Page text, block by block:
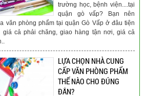
trường học, bệnh viện....tại
quận gò vấp? Bạn nên
văn phòng phẩm tại quận Gò Vấp ở đâu tiện
giá cả phải chăng, giao hàng tận nơi, giá cả
LỰA CHỌN NHÀ CUNG
CẤP VĂN PHÒNG PHẨM
THẾ NÀO CHO ĐÚNG
ĐẮN?